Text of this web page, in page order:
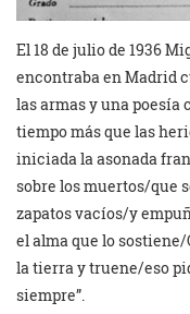
El 18 de julio de 1936
encontraba en Madrid
las armas y una poesía
tiempo más que las
iniciada la asonada
sobre los muertos/que
zapatos vacíos/y
el alma que lo
la tierra y truene/eso
siempre”.